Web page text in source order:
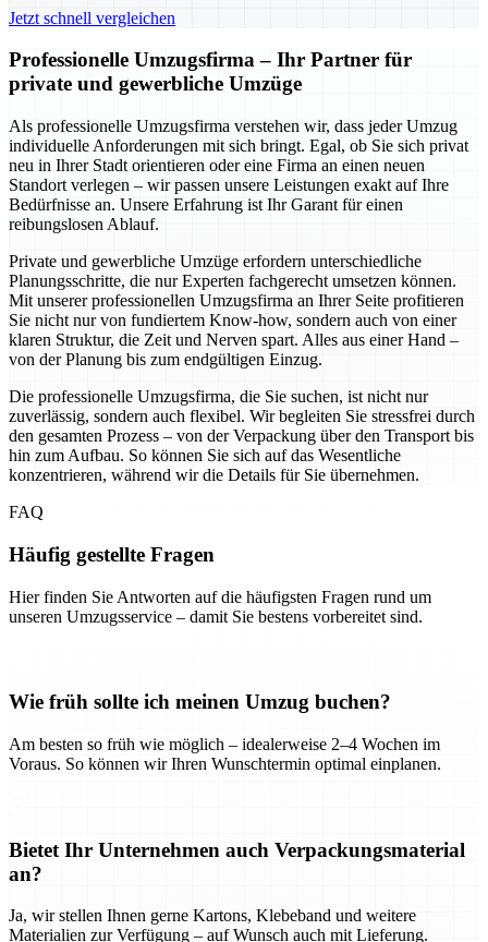
Jetzt schnell vergleichen
Professionelle Umzugsfirma – Ihr Partner für
private und gewerbliche Umzüge
Als professionelle Umzugsfirma verstehen wir, dass jeder Umzug
individuelle Anforderungen mit sich bringt. Egal, ob Sie sich privat
neu in Ihrer Stadt orientieren oder eine Firma an einen neuen
Standort verlegen – wir passen unsere Leistungen exakt auf Ihre
Bedürfnisse an. Unsere Erfahrung ist Ihr Garant für einen
reibungslosen Ablauf.
Private und gewerbliche Umzüge erfordern unterschiedliche
Planungsschritte, die nur Experten fachgerecht umsetzen können.
Mit unserer professionellen Umzugsfirma an Ihrer Seite profitieren
Sie nicht nur von fundiertem Know-how, sondern auch von einer
klaren Struktur, die Zeit und Nerven spart. Alles aus einer Hand –
von der Planung bis zum endgültigen Einzug.
Die professionelle Umzugsfirma, die Sie suchen, ist nicht nur
zuverlässig, sondern auch flexibel. Wir begleiten Sie stressfrei durch
den gesamten Prozess – von der Verpackung über den Transport bis
hin zum Aufbau. So können Sie sich auf das Wesentliche
konzentrieren, während wir die Details für Sie übernehmen.
FAQ
Häufig gestellte Fragen
Hier finden Sie Antworten auf die häufigsten Fragen rund um
unseren Umzugsservice – damit Sie bestens vorbereitet sind.
Wie früh sollte ich meinen Umzug buchen?
Am besten so früh wie möglich – idealerweise 2–4 Wochen im
Voraus. So können wir Ihren Wunschtermin optimal einplanen.
Bietet Ihr Unternehmen auch Verpackungsmaterial
an?
Ja, wir stellen Ihnen gerne Kartons, Klebeband und weitere
Materialien zur Verfügung – auf Wunsch auch mit Lieferung.